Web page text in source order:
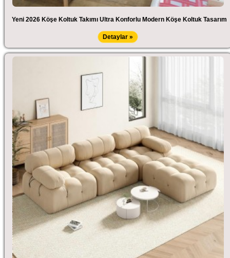
Yeni 2026 Köşe Koltuk Takımı Ultra Konforlu Modern Köşe Koltuk Tasarım
Detaylar »